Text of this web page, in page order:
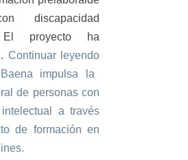
discapacidad
El proyecto ha
Continuar leyendo
impulsa la
de personas con
a través
de formación en